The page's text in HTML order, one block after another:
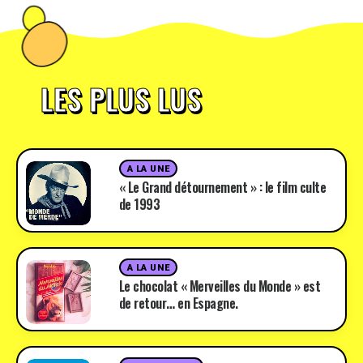
LES PLUS LUS
A LA UNE
« Le Grand détournement » : le film culte
de 1993
A LA UNE
Le chocolat « Merveilles du Monde » est
de retour… en Espagne.